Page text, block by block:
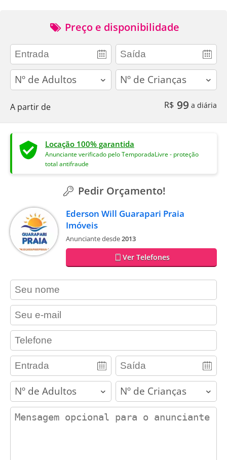
Preço e disponibilidade
adults children
A partir de R$ 99 a diária
Locação 100% garantida
Anunciante verificado pelo TemporadaLivre - proteção
total antifraude
Pedir Orçamento!
Ederson Will Guarapari Praia
Imóveis
Anunciante desde2013
Ver Telefones
contact_name
contact_email
contact_phone
adults children
contact_message